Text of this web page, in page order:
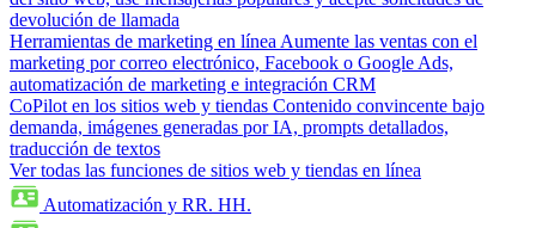
devolución de llamada
Herramientas de marketing en línea Aumente las ventas con el
marketing por correo electrónico, Facebook o Google Ads,
automatización de marketing e integración CRM
CoPilot en los sitios web y tiendas Contenido convincente bajo
demanda, imágenes generadas por IA, prompts detallados,
traducción de textos
Ver todas las funciones de sitios web y tiendas en línea
Automatización y RR. HH.